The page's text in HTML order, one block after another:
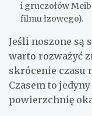
i gruczołów
filmu łzowego).
Jeśli noszone są
warto rozważyć
skrócenie czasu
Czasem to
powierzchnię